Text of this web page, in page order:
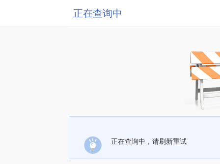
正在查询中
正在查询中，请刷新重试